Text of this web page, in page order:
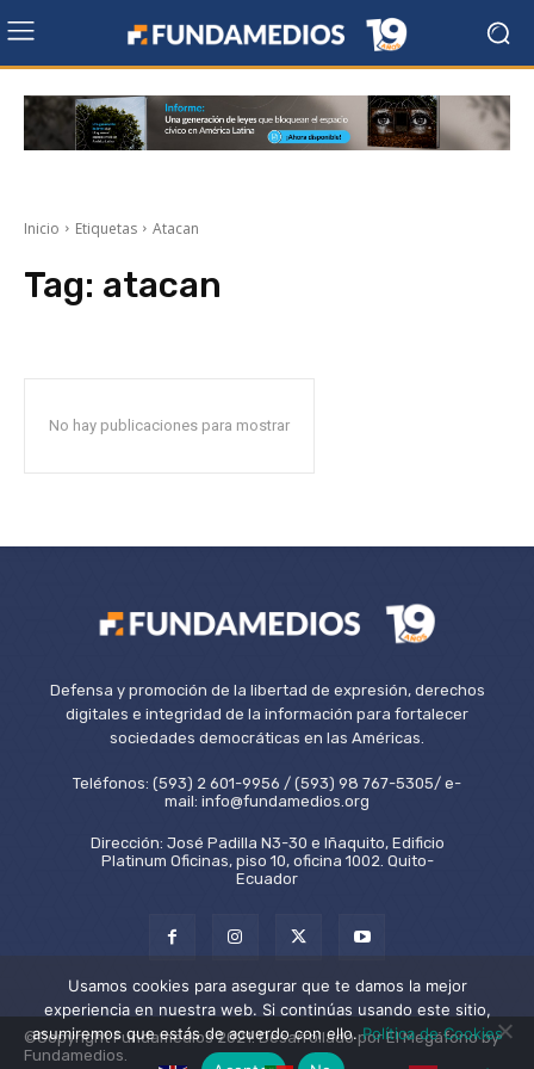
Inicio Etiquetas Atacan
Tag: atacan
No hay publicaciones para mostrar
Defensa y promoción de la libertad de expresión, derechos
digitales e integridad de la información para fortalecer
sociedades democráticas en las Américas.
Teléfonos: (593) 2 601-9956 / (593) 98 767-5305/ e-
mail: info@fundamedios.org
Dirección: José Padilla N3-30 e Iñaquito, Edificio
Platinum Oficinas, piso 10, oficina 1002. Quito-
Ecuador
©Copyright Fundamedios 2021. Desarrollado por El Megáfono by
Fundamedios.
Usamos cookies para asegurar que te damos la mejor
experiencia en nuestra web. Si continúas usando este sitio,
asumiremos que estás de acuerdo con ello.Política de Cookies